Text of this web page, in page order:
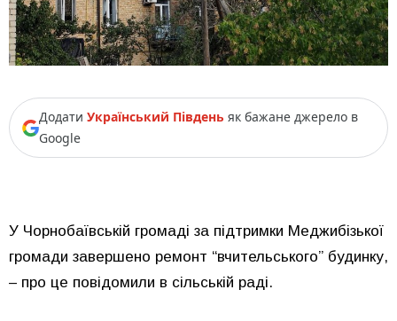
Додати Український Південь як бажане джерело в
Google
У Чорнобаївській громаді за підтримки Меджибізької
громади завершено ремонт “вчительського” будинку,
– про це повідомили в сільській раді.